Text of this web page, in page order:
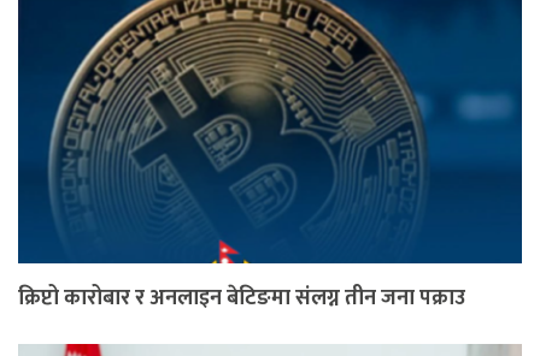
क्रिप्टो कारोबार र अनलाइन बेटिङमा संलग्न तीन जना पक्राउ